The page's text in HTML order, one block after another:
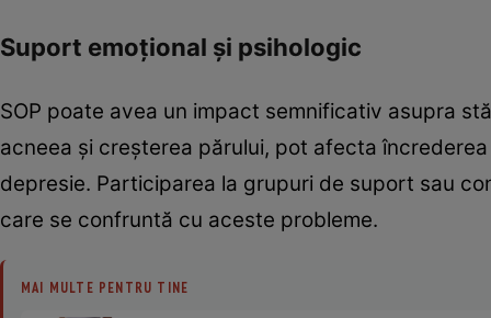
Suport emoțional și psihologic
SOP poate avea un impact semnificativ asupra
acneea și creșterea părului, pot afecta
depresie. Participarea la grupuri de suport sau
care se confruntă cu aceste probleme.
MAI MULTE PENTRU TINE